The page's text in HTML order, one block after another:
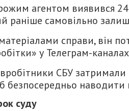
агентом виявився
раніше самовільно
справи, він
у Телеграм-
СБУ
безпосередньо наводити
суду